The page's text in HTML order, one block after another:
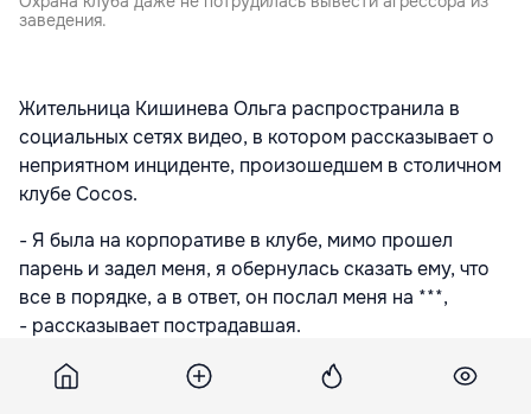
заведения.
Жительница Кишинева Ольга распространила в
социальных сетях видео, в котором рассказывает о
неприятном инциденте, произошедшем в столичном
клубе Cocos.
- Я была на корпоративе в клубе, мимо прошел
парень и задел меня, я обернулась сказать ему, что
все в порядке, а в ответ, он послал меня на ***,
- рассказывает пострадавшая.
В подтверждение своих слов девушка опубликовала